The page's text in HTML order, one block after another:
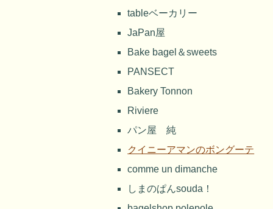
tableベーカリー
JaPan屋
Bake bagel＆sweets
PANSECT
Bakery Tonnon
Riviere
パン屋 純
クイニーアマンのボングーテ
comme un dimanche
しまのぱんsouda！